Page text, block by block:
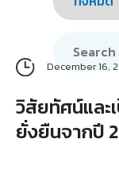
December 16,
วิสัยทัศน์และ
ยั่งยืนจากปี